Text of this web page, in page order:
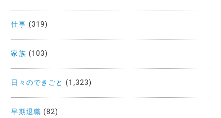
仕事 (319)
家族 (103)
日々のできごと (1,323)
早期退職 (82)